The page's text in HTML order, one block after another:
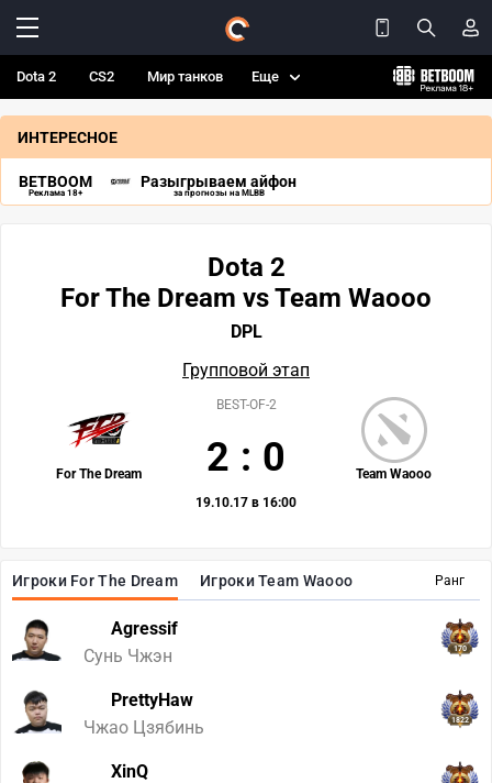
Dota 2 CS2 Мир танков Еще
ИНТЕРЕСНОЕ
BETBOOM
Реклама 18+
Разыгрываем айфон
за прогнозы на MLBB
Ранг
Игроки For The Dream Игроки Team Waooo
Agressif
Сунь Чжэн
170
PrettyHaw
Чжао Цзябинь
1822
XinQ
Dota 2
For The Dream vs Team Waooo
DPL
Групповой этап
For The Dream Team Waooo
BEST-OF-2
2 : 0
19.10.17 в 16:00